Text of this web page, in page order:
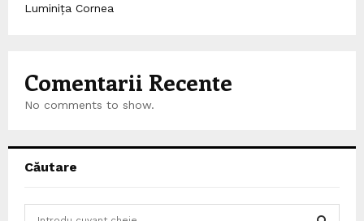
Luminița Cornea
Comentarii Recente
No comments to show.
Căutare